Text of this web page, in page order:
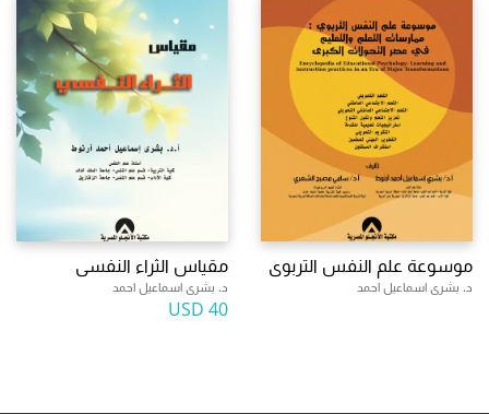
موسوعة علم النفس التربوى
د. بشرى اسماعيل احمد
مقياس الثراء النفسى
د. بشرى اسماعيل احمد
40 USD